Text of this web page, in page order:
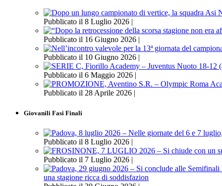
Pubblicato il 8 Luglio 2026 |
Pubblicato il 16 Giugno 2026 |
Pubblicato il 10 Giugno 2026 |
Pubblicato il 6 Maggio 2026 |
Pubblicato il 28 Aprile 2026 |
Giovanili Fasi Finali
Pubblicato il 8 Luglio 2026 |
Pubblicato il 7 Luglio 2026 |
una stagione ricca di soddisfazion